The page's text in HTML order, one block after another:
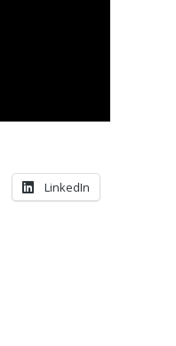
LinkedIn